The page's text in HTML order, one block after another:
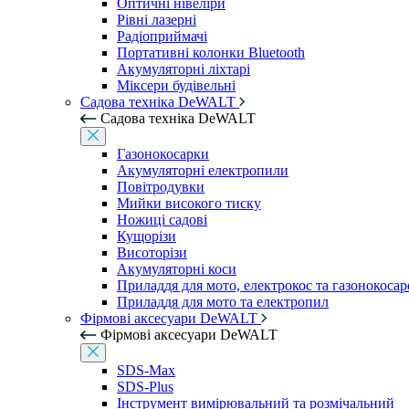
Оптичні нівеліри
Рівні лазерні
Радіоприймачі
Портативні колонки Bluetooth
Акумуляторні ліхтарі
Міксери будівельні
Садова техніка DeWALT
Садова техніка DeWALT
Газонокосарки
Акумуляторні електропили
Повітродувки
Мийки високого тиску
Ножиці садові
Кущорізи
Висоторізи
Акумуляторні коси
Приладдя для мото, електрокос та
Приладдя для мото та електропил
Фірмові аксесуари DeWALT
Фірмові аксесуари DeWALT
SDS-Max
SDS-Plus
Інструмент вимірювальний та розмічальний